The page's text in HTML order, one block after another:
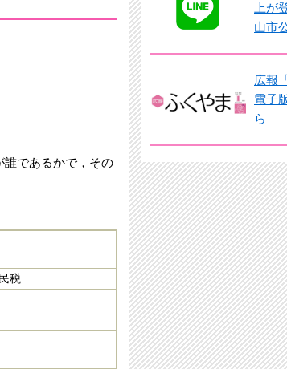
であるかで，その
税
上が
山市
広報
電子
ら